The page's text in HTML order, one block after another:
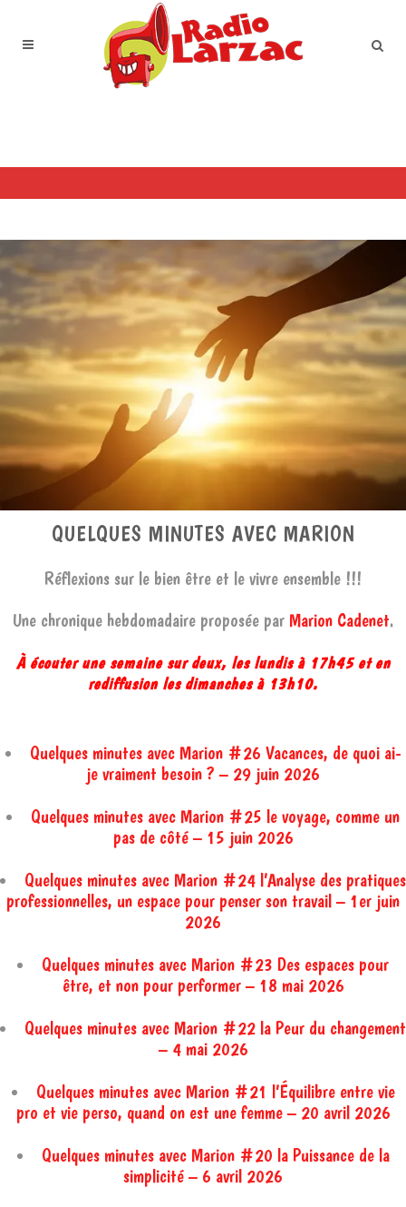
QUELQUES MINUTES AVEC MARION
Réflexions sur le bien être et le vivre ensemble !!!
Une chronique hebdomadaire proposée par Marion Cadenet.
À écouter une semaine sur deux, les lundis à 17h45 et en
rediffusion les dimanches à 13h10.
Quelques minutes avec Marion #26 Vacances, de quoi ai-
je vraiment besoin ? – 29 juin 2026
Quelques minutes avec Marion #25 le voyage, comme un
pas de côté – 15 juin 2026
Quelques minutes avec Marion #24 l’Analyse des pratiques
professionnelles, un espace pour penser son travail – 1er juin
2026
Quelques minutes avec Marion #23 Des espaces pour
être, et non pour performer – 18 mai 2026
Quelques minutes avec Marion #22 la Peur du changement
– 4 mai 2026
Quelques minutes avec Marion #21 l’Équilibre entre vie
pro et vie perso, quand on est une femme – 20 avril 2026
Quelques minutes avec Marion #20 la Puissance de la
simplicité – 6 avril 2026